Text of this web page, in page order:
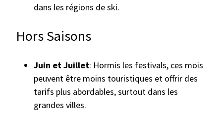
dans les régions de ski.
Hors Saisons
Juin et Juillet: Hormis les festivals, ces mois
peuvent être moins touristiques et offrir des
tarifs plus abordables, surtout dans les
grandes villes.